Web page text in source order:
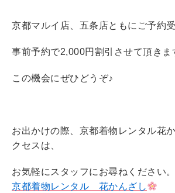
京都マルイ店、五条店ともにご予約受
事前予約で2,000円割引させて頂きま
この機会にぜひどうぞ♪
お出かけの際、京都着物レンタル花
クセスは、
お気軽にスタッフにお尋ねください。
京都着物レンタル 花かんざし